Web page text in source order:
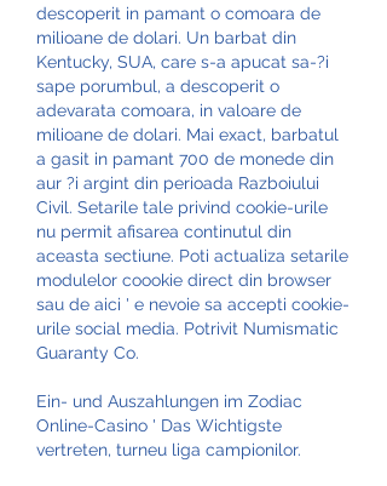
descoperit in pamant o comoara de
milioane de dolari. Un barbat din
Kentucky, SUA, care s-a apucat sa-?i
sape porumbul, a descoperit o
adevarata comoara, in valoare de
milioane de dolari. Mai exact, barbatul
a gasit in pamant 700 de monede din
aur ?i argint din perioada Razboiului
Civil. Setarile tale privind cookie-urile
nu permit afisarea continutul din
aceasta sectiune. Poti actualiza setarile
modulelor coookie direct din browser
sau de aici ' e nevoie sa accepti cookie-
urile social media. Potrivit Numismatic
Guaranty Co.
Ein- und Auszahlungen im Zodiac
Online-Casino ' Das Wichtigste
vertreten, turneu liga campionilor.